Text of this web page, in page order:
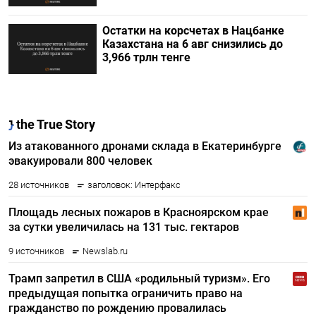
Остатки на корсчетах в Нацбанке
Казахстана на 6 авг снизились до
3,966 трлн тенге